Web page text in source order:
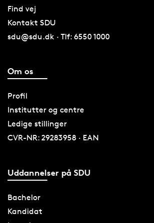
Find vej
Kontakt SDU
sdu@sdu.dk · Tlf: 6550 1000
Om os
Profil
Institutter og centre
Ledige stillinger
CVR-NR: 29283958 · EAN
Uddannelser på SDU
Bachelor
Kandidat